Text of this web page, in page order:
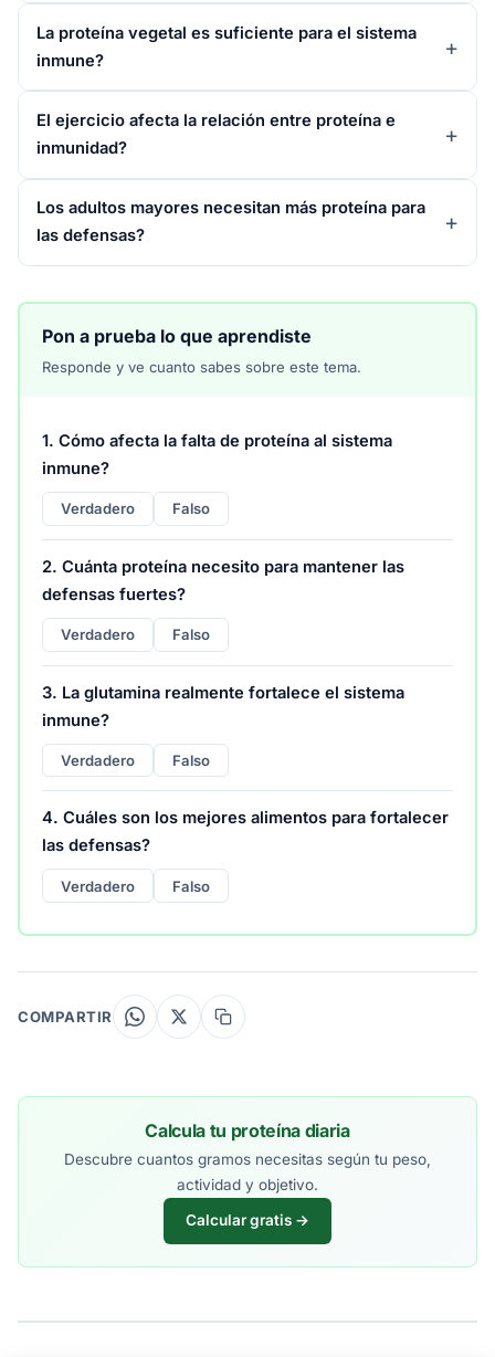
La proteína vegetal es suficiente para el sistema
inmune?
El ejercicio afecta la relación entre proteína e
inmunidad?
Los adultos mayores necesitan más proteína para
las defensas?
Pon a prueba lo que aprendiste
Responde y ve cuanto sabes sobre este tema.
1. Cómo afecta la falta de proteína al sistema
inmune?
Verdadero Falso
2. Cuánta proteína necesito para mantener las
defensas fuertes?
Verdadero Falso
3. La glutamina realmente fortalece el sistema
inmune?
Verdadero Falso
4. Cuáles son los mejores alimentos para fortalecer
las defensas?
Verdadero Falso
COMPARTIR
Calcula tu proteína diaria
Descubre cuantos gramos necesitas según tu peso,
actividad y objetivo.
Calcular gratis →